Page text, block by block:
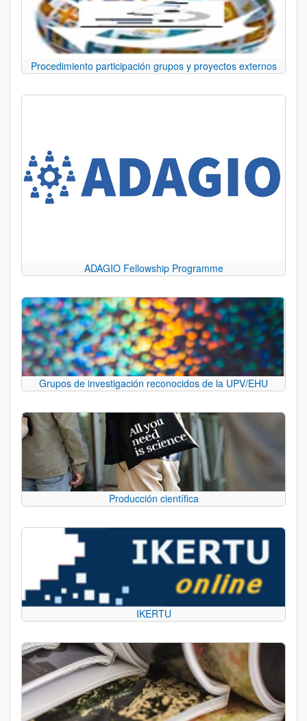
Procedimiento participación grupos y proyectos externos
ADAGIO Fellowship Programme
Grupos de investigación reconocidos de la UPV/EHU
Producción científica
IKERTU